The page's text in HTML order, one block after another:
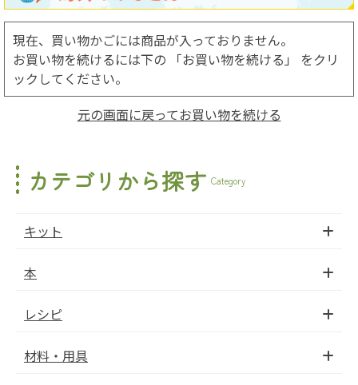
現在、買い物かごには商品が入っておりません。
お買い物を続けるには下の 「お買い物を続ける」 をクリ
ックしてください。
元の画面に戻ってお買い物を続ける
カテゴリから探す Category
キット
本
レシピ
材料・用具